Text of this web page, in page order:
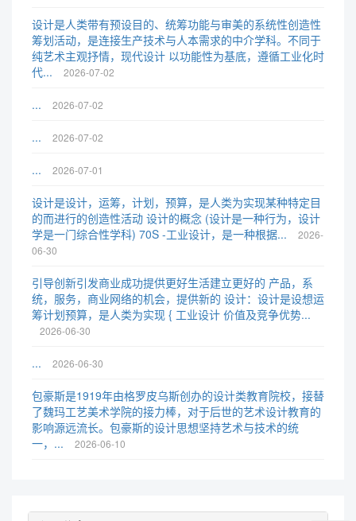
设计是人类带有预设目的、统筹功能与审美的系统性创造性
筹划活动，是连接生产技术与人本需求的中介学科。不同于
纯艺术主观抒情，现代设计 以功能性为基底，遵循工业化时
代...
2026-07-02
... 2026-07-02
... 2026-07-02
... 2026-07-01
设计是设计，运筹，计划，预算，是人类为实现某种特定目
的而进行的创造性活动 设计的概念 (设计是一种行为，设计
学是一门综合性学科) 70S -工业设计，是一种根据...
2026-
06-30
引导创新引发商业成功提供更好生活建立更好的 产品，系
统，服务，商业网络的机会，提供新的 设计：设计是设想运
筹计划预算，是人类为实现 { 工业设计 价值及竞争优势...
2026-06-30
... 2026-06-30
包豪斯是1919年由格罗皮乌斯创办的设计类教育院校，接替
了魏玛工艺美术学院的接力棒，对于后世的艺术设计教育的
影响源远流长。包豪斯的设计思想坚持艺术与技术的统
一，...
2026-06-10